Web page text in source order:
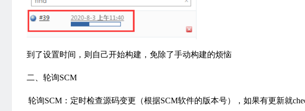
到了设置时间，则自己开始构建，免除了手动构建的烦恼
二、轮询SCM
轮询SCM：定时检查源码变更（根据SCM软件的版本号），如果有更新就